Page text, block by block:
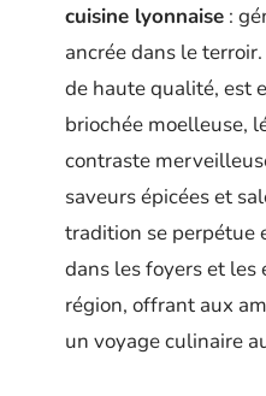
cuisine lyonnaise :
ancrée dans le
de haute qualité, est
briochée moelleuse,
contraste
saveurs épicées et
tradition se perpétue
dans les foyers et
région, offrant aux
un voyage culinaire